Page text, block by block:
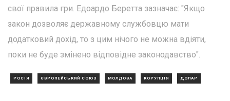
свої правила гри. Едоардо Беретта зазначає: "Якщо
закон дозволяє державному службовцю мати
додатковий дохід, то з цим нічого не можна вдіяти,
поки не буде змінено відповідне законодавство".
РОСІЯ ЄВРОПЕЙСЬКИЙ СОЮЗ МОЛДОВА КОРУПЦІЯ ДОЛАР